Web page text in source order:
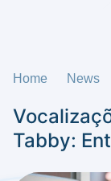
Home News
Tabby: